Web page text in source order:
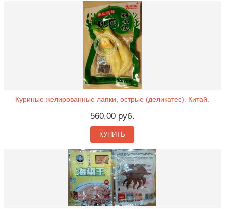
Куриные желированные лапки, острые (деликатес). Китай.
560,00 руб.
КУПИТЬ